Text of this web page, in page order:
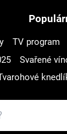
TV program
Svařené